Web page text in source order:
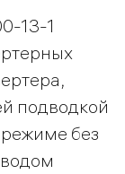
13-1
подводкой
режиме без